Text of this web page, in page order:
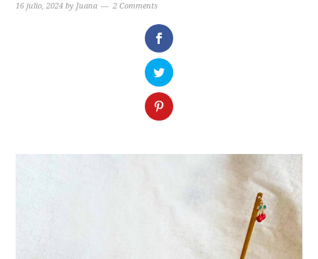
16 julio, 2024 by Juana 2 Comments